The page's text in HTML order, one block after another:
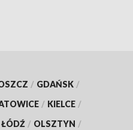
/ GDAŃSK /
/ KIELCE /
ŁÓDŹ / OLSZTYN /